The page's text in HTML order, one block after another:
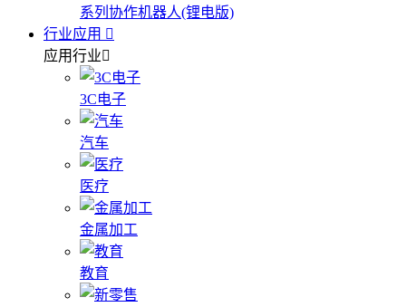
系列协作机器人(锂电版)
行业应用
应用行业
3C电子
汽车
医疗
金属加工
教育